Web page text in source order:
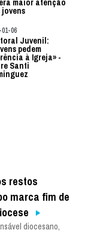
maior atenção
jovens
01-06
Juvenil:
pedem
à Igreja» -
Santi
restos
marca fim de
diocesano,